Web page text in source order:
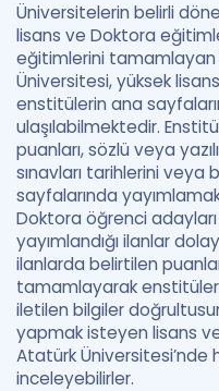
Üniversitelerin belirli
lisans ve Doktora
eğitimlerini tamamlayan
Üniversitesi, yüksek
enstitülerin ana
ulaşılabilmektedir.
puanları, sözlü veya
sınavları tarihlerini veya
sayfalarında
Doktora öğrenci
yayımlandığı ilanlar
ilanlarda belirtilen
tamamlayarak
iletilen bilgiler
yapmak isteyen lisans
Atatürk Üniversitesi’nde
inceleyebilirler.